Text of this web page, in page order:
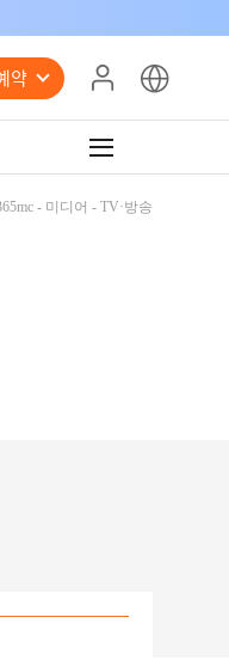
약
- 미디어 - TV·방송